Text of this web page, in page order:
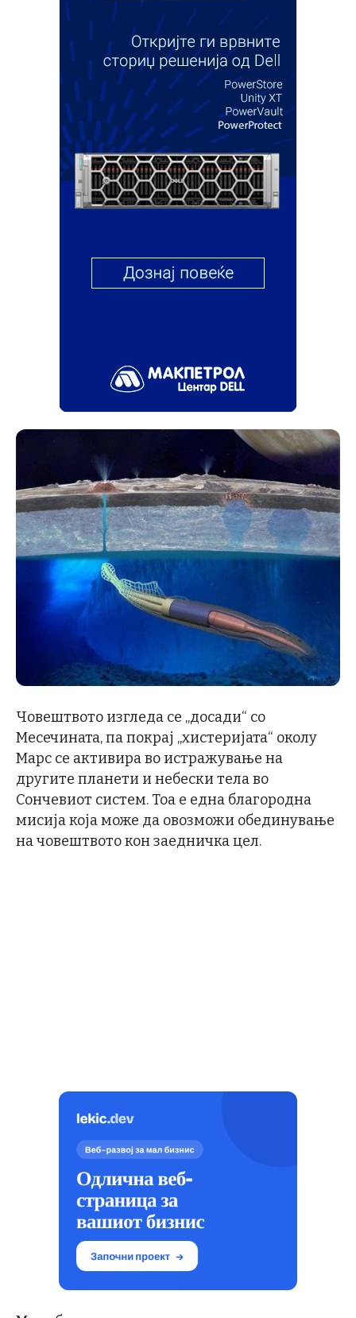
Човештвото изгледа се „досади“ со
Месечината, па покрај „хистеријата“ околу
Марс се активира во истражување на
другите планети и небески тела во
Сончевиот систем. Тоа е една благородна
мисија која може да овозможи обединување
на човештвото кон заедничка цел.